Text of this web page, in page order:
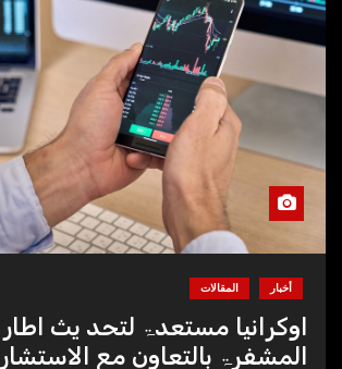
أخبار المقالات
اوکرانیا مستعدۃ لتحد یث اطار
المشفرۃ بالتعاون مع